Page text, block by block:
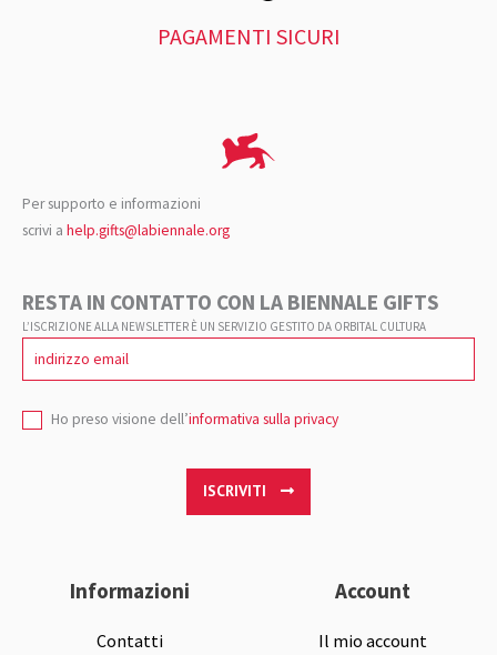
PAGAMENTI SICURI
Per supporto e informazioni
scrivi a help.gifts@labiennale.org
RESTA IN CONTATTO CON LA BIENNALE GIFTS
L’ISCRIZIONE ALLA NEWSLETTER È UN SERVIZIO GESTITO DA ORBITAL CULTURA
ISCRIVITI
Ho preso visione dell’informativa sulla privacy
Informazioni
Contatti
Account
Il mio account